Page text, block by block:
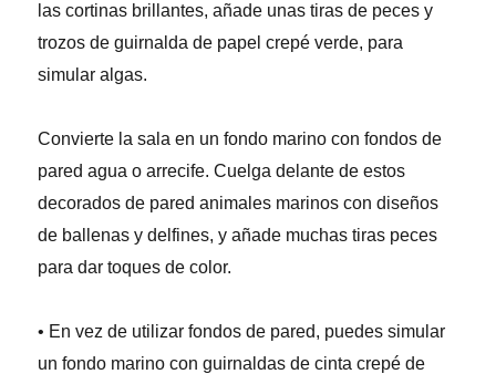
las cortinas brillantes, añade unas tiras de peces y
trozos de guirnalda de papel crepé verde, para
simular algas.
Convierte la sala en un fondo marino con fondos de
pared agua o arrecife. Cuelga delante de estos
decorados de pared animales marinos con diseños
de ballenas y delfines, y añade muchas tiras peces
para dar toques de color.
• En vez de utilizar fondos de pared, puedes simular
un fondo marino con guirnaldas de cinta crepé de